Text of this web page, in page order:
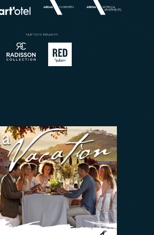
Brošure
ARENA REWARDS